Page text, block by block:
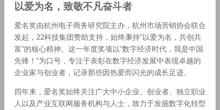
以爱为名，致敬不凡奋斗者
爱名奖由杭州电子商务研究院主办，杭州市场营销协会联合
发起，22科技集团赞助支持，始终秉持"以爱为名，共创共
富"的核心精神。这一年度奖项以"数字经济时代，我是中国
先锋！"为口号，专注于表彰在数字经济发展中表现卓越的
企业家与创业者，记录那些因热爱而闪光的成长足迹。
四年来，爱名奖始终关注广大中小企业、创业者、独立职业
人以及产业互联网服务机构与人士，致力于发掘数字化转型